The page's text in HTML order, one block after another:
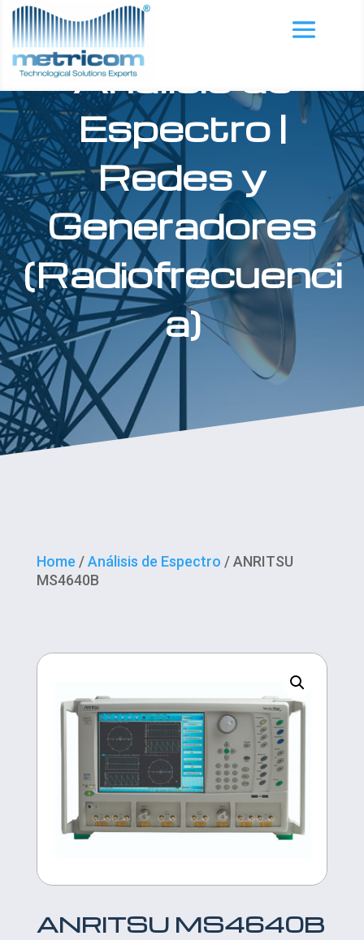
Análisis de
Espectro |
Redes y
Generadores
(Radiofrecuenci
a)
Home /Análisis de Espectro / ANRITSU
MS4640B
ANRITSU MS4640B